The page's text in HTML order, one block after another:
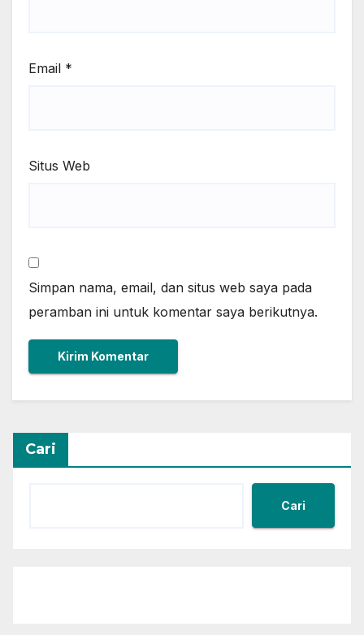
Email *
Situs Web
Simpan nama, email, dan situs web saya pada
peramban ini untuk komentar saya berikutnya.
Cari
Cari